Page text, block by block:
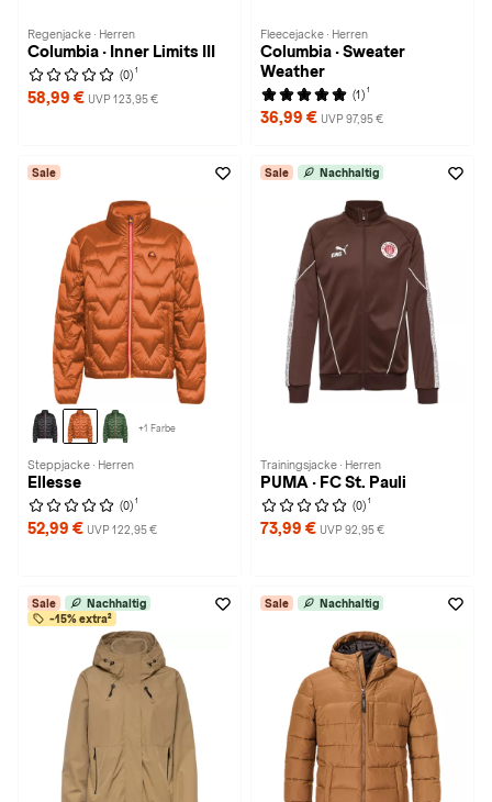
Regenjacke · Herren
Columbia · Inner Limits III
(0) 1
58,99 € UVP 123,95 €
Fleecejacke · Herren
Columbia · Sweater
Weather
(1) 1
36,99 € UVP 97,95 €
Sale
+1 Farbe
Steppjacke · Herren
Ellesse
(0) 1
52,99 € UVP 122,95 €
Sale Nachhaltig
Trainingsjacke · Herren
PUMA · FC St. Pauli
(0) 1
73,99 € UVP 92,95 €
Sale
Nachhaltig
-15% extra²
Sale Nachhaltig